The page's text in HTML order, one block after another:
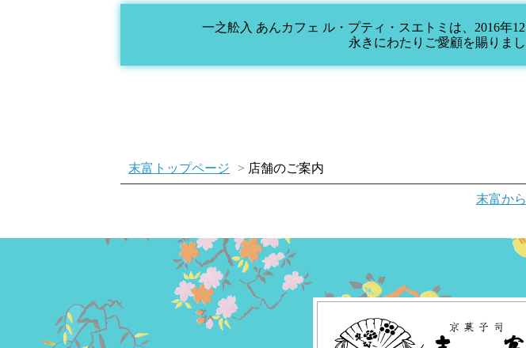
一之舩入 あんカフェ ル・プティ・スエトミは、2016年
永きにわたりご愛顧を賜りま
末富トップページ 店舗のご案内
末富か